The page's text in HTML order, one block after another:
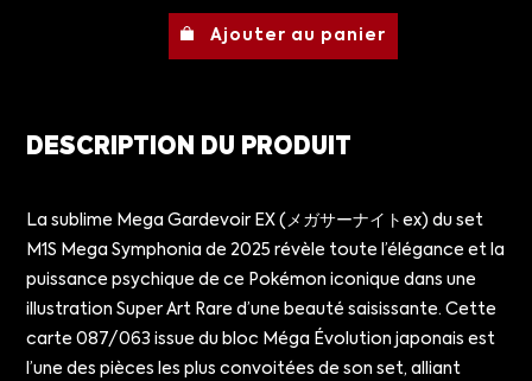
Ajouter au panier
DESCRIPTION DU PRODUIT
La sublime Mega Gardevoir EX (メガサーナイトex) du set
M1S Mega Symphonia de 2025 révèle toute l’élégance et la
puissance psychique de ce Pokémon iconique dans une
illustration Super Art Rare d’une beauté saisissante. Cette
carte 087/063 issue du bloc Méga Évolution japonais est
l’une des pièces les plus convoitées de son set, alliant